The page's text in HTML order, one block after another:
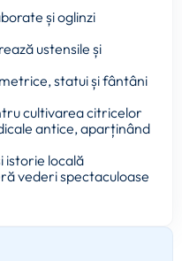
și oglinzi
ustensile și
statui și fântâni
cultivarea citricelor
antice, aparținând
istorie locală
vederi spectaculoase